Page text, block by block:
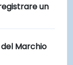
un
Marchio